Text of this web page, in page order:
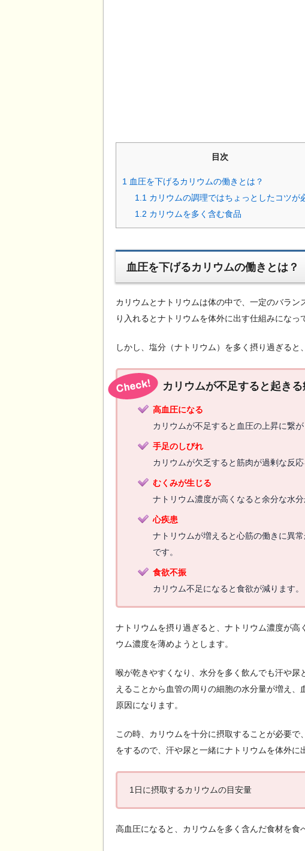
目次
1 血圧を下げるカリウムの働きとは？
1.1 カリウムの調理ではちょっとしたコツが
1.2 カリウムを多く含む食品
血圧を下げるカリウムの働きとは？
カリウムとナトリウムは体の中で、一定のバラ
り入れるとナトリウムを体外に出す仕組みになっ
しかし、塩分（ナトリウム）を多く摂り過ぎると
カリウムが不足すると起き
高血圧になる
カリウムが不足すると血圧の上昇に繋が
手足のしびれ
カリウムが欠乏すると筋肉が過剰な反応
むくみが生じる
ナトリウム濃度が高くなると余分な水分
心疾患
ナトリウムが増えると心筋の働きに異
です。
食欲不振
カリウム不足になると食欲が減ります。
ナトリウムを摂り過ぎると、ナトリウム濃度が高
ウム濃度を薄めようとします。
喉が乾きやすくなり、水分を多く飲んでも汗や
えることから血管の周りの細胞の水分量が増え
原因になります。
この時、カリウムを十分に摂取することが必要
をするので、汗や尿と一緒にナトリウムを体外に
1日に摂取するカリウムの目安量
高血圧になると、カリウムを多く含んだ食材を食